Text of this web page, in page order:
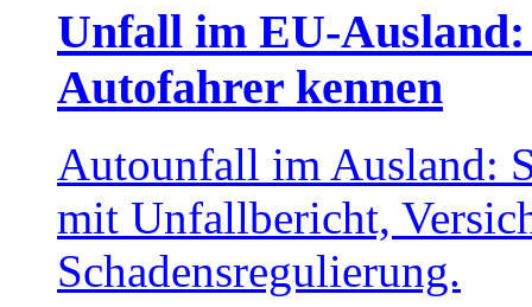
Unfall im EU-Ausland:
Autofahrer kennen
Autounfall im Ausland:
mit Unfallbericht,
Schadensregulierung.